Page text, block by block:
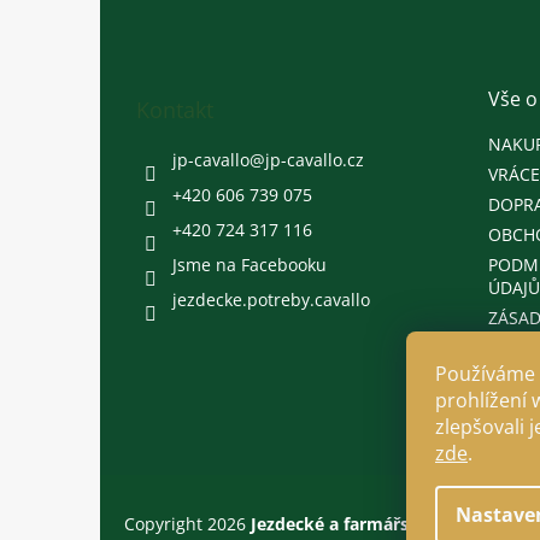
prohlížení
zlepšovali
zde.
jp-cavallo@jp-cavallo.cz
+420 606 739 075
+420 724 317 116
Jsme na Facebooku
jezdecke.potreby.cavallo
Vše
ÚDAJŮ
Copyright 2026 Jezdecké a farmářské potřeby